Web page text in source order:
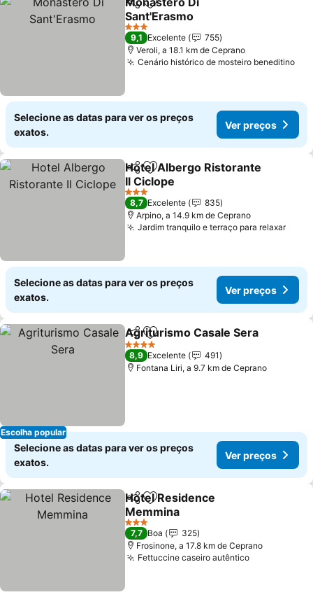
PartilharAdicionar aos favoritos
Sant'Erasmo
Ver preços
3 Estrelas
9,1 Excelente
755
Veroli, a 18.1 km de Ceprano
Cenário histórico de mosteiro beneditino
Selecione as datas para ver os preços
exatos.
Ver preços
PartilharAdicionar aos favoritos
Hotel Albergo Ristorante
Il Ciclope
Ver preços
3 Estrelas
8,7 Excelente
835
Arpino, a 14.9 km de Ceprano
Jardim tranquilo e terraço para relaxarVer
Selecione as datas para ver os preços
exatos.
Ver preços
Escolha popular
PartilharAdicionar aos favoritos
Agriturismo Casale Sera
4 Estrelas
8,9 Excelente
491
Fontana Liri, a 9.7 km de Ceprano
Selecione as datas para ver os preços
exatos.
Ver preços
PartilharAdicionar aos favoritos
Hotel Residence
Memmina
Ver preços
3 Estrelas
7,7 Boa
325
Frosinone, a 17.8 km de Ceprano
Fettuccine caseiro autênticoVer preços